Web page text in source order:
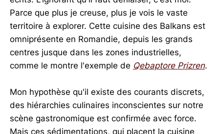
Parce que plus je creuse, plus je vois le vaste
territoire à explorer. Cette cuisine des Balkans est
omniprésente en Romandie, depuis les grands
centres jusque dans les zones industrielles,
comme le montre l'exemple de Qebaptore Prizren.
Mon hypothèse qu'il existe des courants discrets,
des hiérarchies culinaires inconscientes sur notre
scène gastronomique est confirmée avec force.
Mais ces sédimentations, qui placent la cuisine